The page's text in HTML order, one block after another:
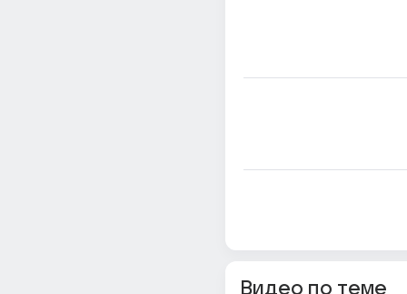
Видео по теме